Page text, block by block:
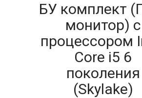
БУ комплект
монитор) с
процессором
Core i5 6
поколения
(Skylake)